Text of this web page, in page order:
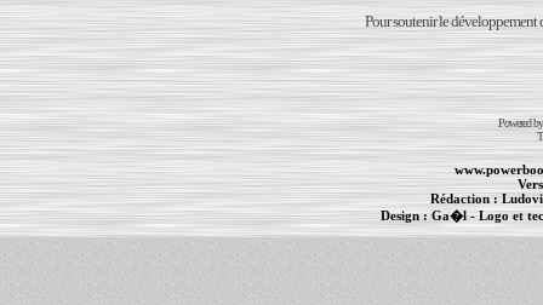
Pour soutenir le développement
Powered
Rédaction :
Design :Ga�l- Logo et
PowerBook